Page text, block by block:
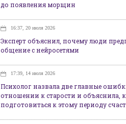
до появления морщин
16:37, 20 июля 2026
Эксперт объяснил, почему люди
общение с нейросетями
17:39, 14 июля 2026
Психолог назвала две главные
отношении к старости и объяснила,
подготовиться к этому периоду